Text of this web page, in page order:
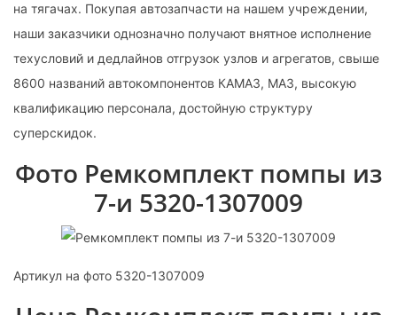
на тягачах. Покупая автозапчасти на нашем учреждении,
наши заказчики однозначно получают внятное исполнение
техусловий и дедлайнов отгрузок узлов и агрегатов, свыше
8600 названий автокомпонентов КАМАЗ, МАЗ, высокую
квалификацию персонала, достойную структуру
суперскидок.
Фото Ремкомплект помпы из
7-и 5320-1307009
Артикул на фото 5320-1307009